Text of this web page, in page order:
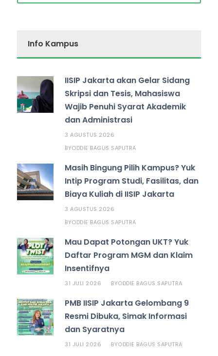
Info Kampus
IISIP Jakarta akan Gelar Sidang
Skripsi dan Tesis, Mahasiswa
Wajib Penuhi Syarat Akademik
dan Administrasi
3 AGUSTUS 2026
BYODDIE BAGUS SAPUTRA
Masih Bingung Pilih Kampus? Yuk
Intip Program Studi, Fasilitas, dan
Biaya Kuliah di IISIP Jakarta
3 AGUSTUS 2026
BYODDIE BAGUS SAPUTRA
Mau Dapat Potongan UKT? Yuk
Daftar Program MGM dan Klaim
Insentifnya
31 JULI 2026 BYODDIE BAGUS SAPUTRA
PMB IISIP Jakarta Gelombang 9
Resmi Dibuka, Simak Informasi
dan Syaratnya
31 JULI 2026 BYODDIE BAGUS SAPUTRA